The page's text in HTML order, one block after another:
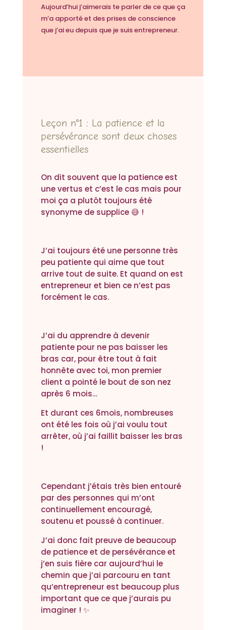
Aujourd’hui j’aimerais te parler de ce que ça
m’a apporté et des prises de conscience
que j’ai eu depuis que je suis entrepreneur.
Leçon n°1 : La patience et la
persévérance sont deux choses
essentielles
On dit souvent que la patience est
une vertus et c’est le cas mais pour
moi ça a plutôt toujours été
synonyme de supplice 😅 !
J’ai toujours été une personne très
peu patiente qui aime que tout
arrive tout de suite. Et quand on est
entrepreneur et bien ce n’est pas
forcément le cas.
J’ai du apprendre à devenir
patiente pour ne pas baisser les
bras car, pour être tout à fait
honnête avec toi, mon premier
client a pointé le bout de son nez
après 6 mois…
Et durant ces 6mois, nombreuses
ont été les fois où j’ai voulu tout
arrêter, où j’ai faillit baisser les bras
!
Cependant j’étais très bien entouré
par des personnes qui m’ont
continuellement encouragé,
soutenu et poussé à continuer.
J’ai donc fait preuve de beaucoup
de patience et de persévérance et
j’en suis fière car aujourd’hui le
chemin que j’ai parcouru en tant
qu’entrepreneur est beaucoup plus
important que ce que j’aurais pu
imaginer ! ✨